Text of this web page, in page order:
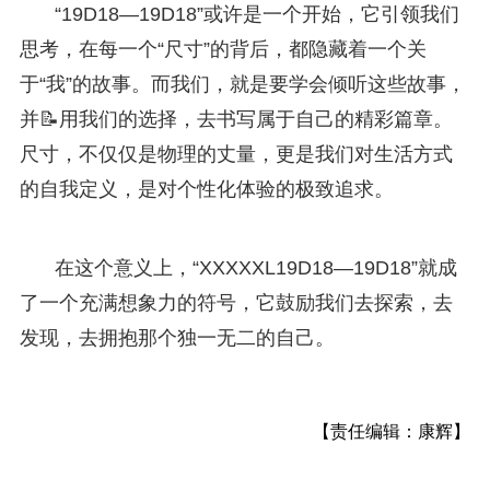
“19D18—19D18”或许是一个开始，它引领我们
思考，在每一个“尺寸”的背后，都隐藏着一个关
于“我”的故事。而我们，就是要学会倾听这些故事，
并📝用我们的选择，去书写属于自己的精彩篇章。
尺寸，不仅仅是物理的丈量，更是我们对生活方式
的自我定义，是对个性化体验的极致追求。
在这个意义上，“XXXXXL19D18—19D18”就成
了一个充满想象力的符号，它鼓励我们去探索，去
发现，去拥抱那个独一无二的自己。
【责任编辑：康辉】